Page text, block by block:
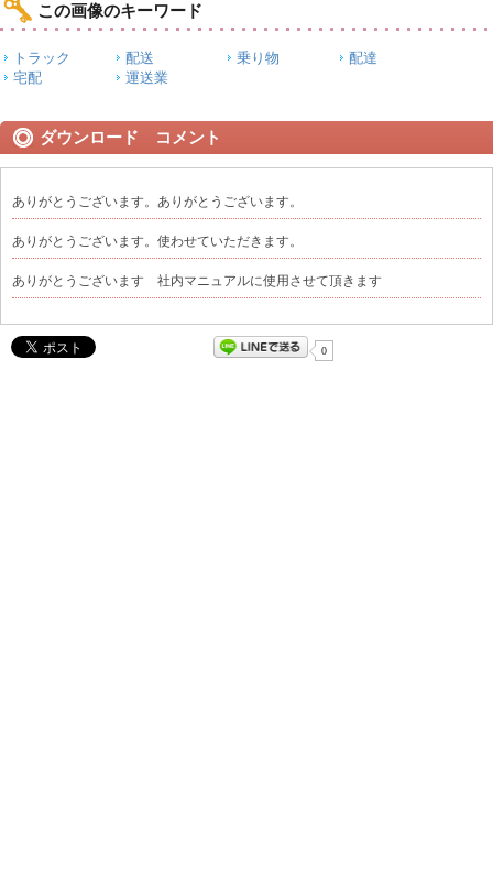
この画像のキーワード
トラック 配送 乗り物
配達
宅配
運送業
ダウンロード コメント
ありがとうございます。ありがとうございます。
ありがとうございます。使わせていただきます。
ありがとうございます 社内マニュアルに使用させて頂きます
0